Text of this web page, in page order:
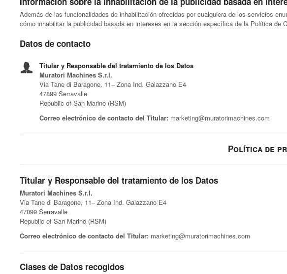
Además de las funcionalidades de inhabilitación ofrecidas por cualquiera de los servicios
cómo inhabilitar la publicidad basada en intereses en la sección específica de la Política de
Datos de contacto
Titular y Responsable del tratamiento de los Datos
Muratori Machines S.r.l.
Via Tane di Baragone, 11– Zona Ind. Galazzano E4
47899 Serravalle
Republic of San Marino (RSM)
Correo electrónico de contacto del Titular: marketing@muratorimachines.com
Política de
Titular y Responsable del tratamiento de los Datos
Muratori Machines S.r.l.
Via Tane di Baragone, 11– Zona Ind. Galazzano E4
47899 Serravalle
Republic of San Marino (RSM)
Correo electrónico de contacto del Titular: marketing@muratorimachines.com
Clases de Datos recogidos